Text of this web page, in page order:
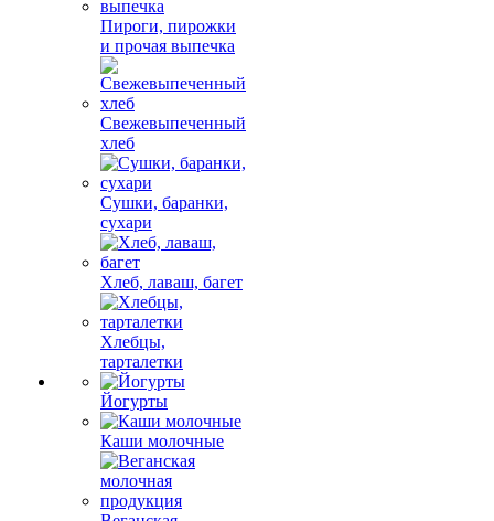
Пироги, пирожки
и прочая выпечка
Свежевыпеченный
хлеб
Сушки, баранки,
сухари
Хлеб, лаваш, багет
Хлебцы,
тарталетки
Йогурты
Каши молочные